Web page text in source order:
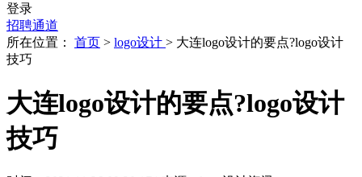
登录
招聘通道
所在位置： 首页 > logo设计 > 大连logo设计的要点?logo设计
技巧
大连logo设计的要点?logo设计
技巧